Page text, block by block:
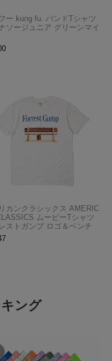
ー kung fu. バンドTシャツ
ソージュニア グリーンマイ
カンクラシックス AMERIC
ムービーTシャツ
ストガンプ ロゴ＆ベンチ
ング